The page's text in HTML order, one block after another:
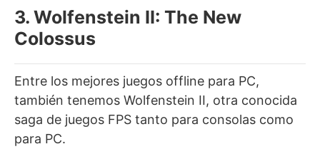
3. Wolfenstein II: The New
Colossus
Entre los mejores juegos offline para PC,
también tenemos Wolfenstein II, otra conocida
saga de juegos FPS tanto para consolas como
para PC.